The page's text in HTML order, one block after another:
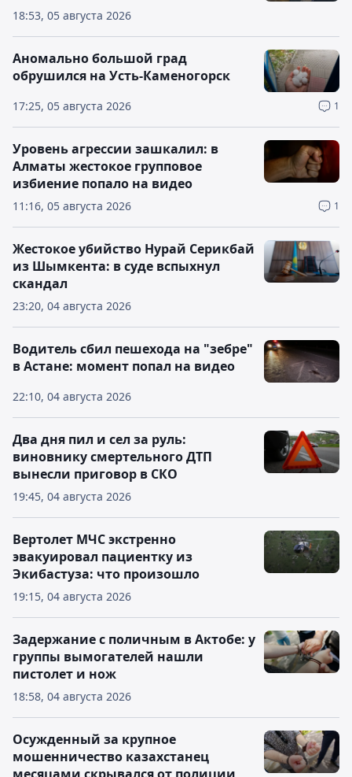
18:53, 05 августа 2026
17:25, 05 августа 2026 1
Аномально большой град
обрушился на Усть-Каменогорск
11:16, 05 августа 2026 1
Уровень агрессии зашкалил: в
Алматы жестокое групповое
избиение попало на видео
23:20, 04 августа 2026
Жестокое убийство Нурай Серикбай
из Шымкента: в суде вспыхнул
скандал
22:10, 04 августа 2026
Водитель сбил пешехода на "зебре"
в Астане: момент попал на видео
19:45, 04 августа 2026
Два дня пил и сел за руль:
виновнику смертельного ДТП
вынесли приговор в СКО
19:15, 04 августа 2026
Вертолет МЧС экстренно
эвакуировал пациентку из
Экибастуза: что произошло
18:58, 04 августа 2026
Задержание с поличным в Актобе: у
группы вымогателей нашли
пистолет и нож
Осужденный за крупное
мошенничество казахстанец